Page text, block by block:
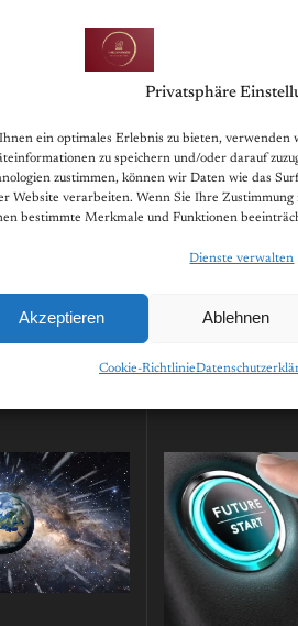
Privatsphäre
ein optimales Erlebnis zu bieten, verwenden
zu speichern und/oder darauf
zustimmen, können wir Daten wie das
Website verarbeiten. Wenn Sie Ihre
bestimmte Merkmale und Funktionen
Dienste verwalten
Akzeptieren Ablehnen
Cookie-Richtlinie